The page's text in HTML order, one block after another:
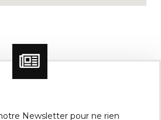
Newsletter pour ne rien